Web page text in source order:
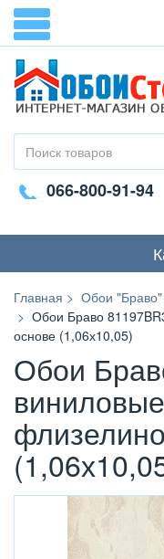
066-800-91-94
Главная Обои "Браво"
Обои Браво
основе (1,06х10,05)
Обои